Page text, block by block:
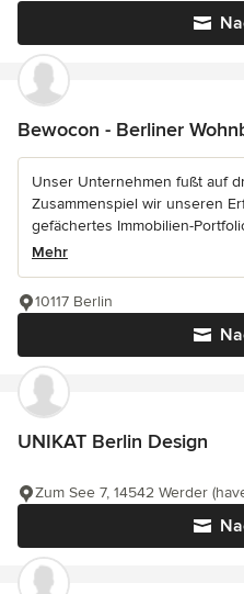
Bewocon - Berliner
Unser Unternehmen fußt auf
Zusammenspiel wir unseren
gefächertes Immobilien-
Mehr
10117 Berlin
UNIKAT Berlin Design
Zum See 7, 14542 Werder